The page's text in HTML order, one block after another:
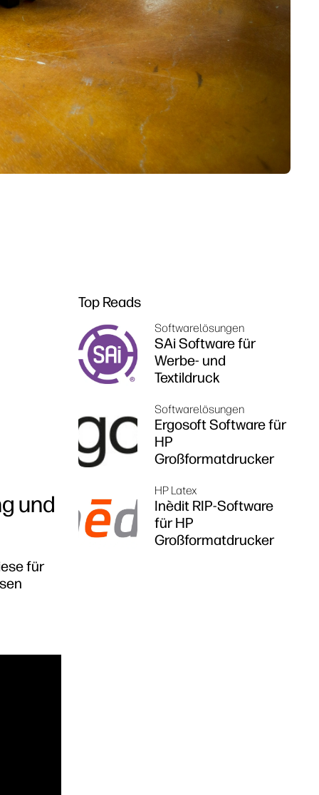
und
für
Top Reads
Softwarelösungen
SAi Software für
Werbe- und
Textildruck
Softwarelösungen
Ergosoft Software für
HP
Großformatdrucker
HP Latex
Inèdit RIP-Software
für HP
Großformatdrucker